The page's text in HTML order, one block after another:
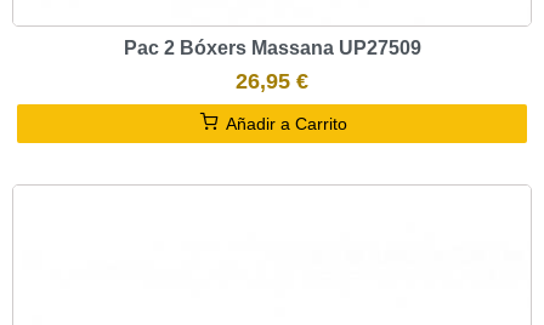
Pac 2 Bóxers Massana UP27509
26,95 €
Añadir a Carrito